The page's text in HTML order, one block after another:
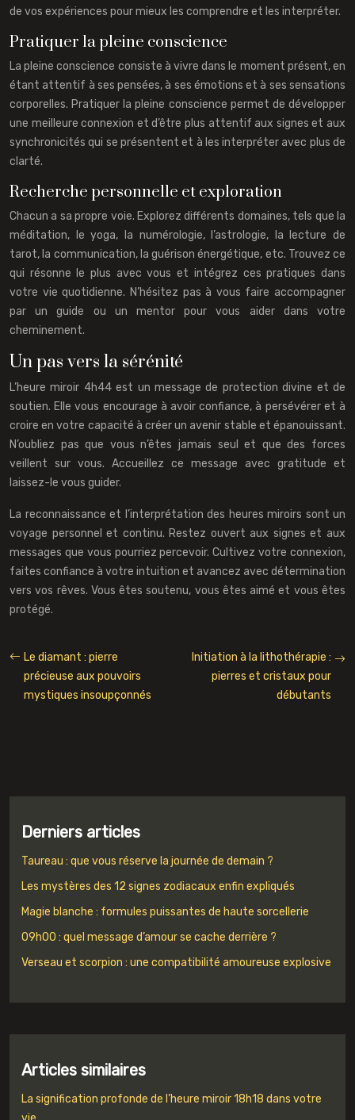
de vos expériences pour mieux les comprendre et les interpréter.
Pratiquer la pleine conscience
La pleine conscience consiste à vivre dans le moment présent, en
étant attentif à ses pensées, à ses émotions et à ses sensations
corporelles. Pratiquer la pleine conscience permet de développer
une meilleure connexion et d’être plus attentif aux signes et aux
synchronicités qui se présentent et à les interpréter avec plus de
clarté.
Recherche personnelle et exploration
Chacun a sa propre voie. Explorez différents domaines, tels que la
méditation, le yoga, la numérologie, l’astrologie, la lecture de
tarot, la communication, la guérison énergétique, etc. Trouvez ce
qui résonne le plus avec vous et intégrez ces pratiques dans
votre vie quotidienne. N’hésitez pas à vous faire accompagner
par un guide ou un mentor pour vous aider dans votre
cheminement.
Un pas vers la sérénité
L’heure miroir 4h44 est un message de protection divine et de
soutien. Elle vous encourage à avoir confiance, à persévérer et à
croire en votre capacité à créer un avenir stable et épanouissant.
N’oubliez pas que vous n’êtes jamais seul et que des forces
veillent sur vous. Accueillez ce message avec gratitude et
laissez-le vous guider.
La reconnaissance et l’interprétation des heures miroirs sont un
voyage personnel et continu. Restez ouvert aux signes et aux
messages que vous pourriez percevoir. Cultivez votre connexion,
faites confiance à votre intuition et avancez avec détermination
vers vos rêves. Vous êtes soutenu, vous êtes aimé et vous êtes
protégé.
Le diamant : pierre
précieuse aux pouvoirs
mystiques insoupçonnés
Initiation à la lithothérapie :
pierres et cristaux pour
débutants
Derniers articles
Taureau : que vous réserve la journée de demain ?
Les mystères des 12 signes zodiacaux enfin expliqués
Magie blanche : formules puissantes de haute sorcellerie
09h00 : quel message d’amour se cache derrière ?
Verseau et scorpion : une compatibilité amoureuse explosive
Articles similaires
La signification profonde de l’heure miroir 18h18 dans votre